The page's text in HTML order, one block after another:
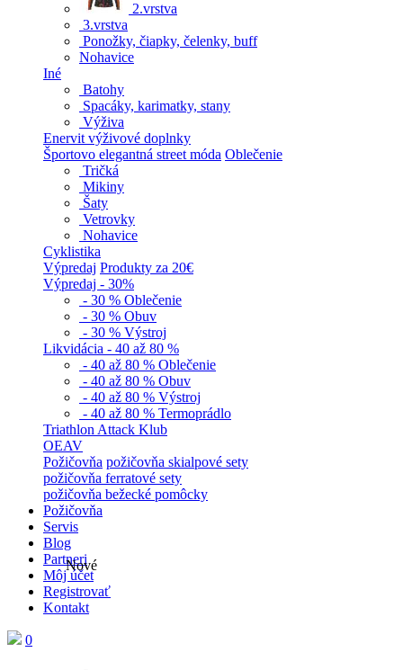
2.vrstva
3.vrstva
Ponožky, čiapky, čelenky, buff
Nohavice
Iné
Batohy
Spacáky, karimatky, stany
Výživa
Enervit výživové doplnky
Športovo elegantná street móda Oblečenie
Tričká
Mikiny
Šaty
Vetrovky
Nohavice
Cyklistika
Výpredaj Produkty za 20€
Výpredaj - 30%
- 30 % Oblečenie
- 30 % Obuv
- 30 % Výstroj
Likvidácia - 40 až 80 %
- 40 až 80 % Oblečenie
- 40 až 80 % Obuv
- 40 až 80 % Výstroj
- 40 až 80 % Termoprádlo
Triathlon Attack Klub
OEAV
Požičovňa požičovňa skialpové sety
požičovňa ferratové sety
požičovňa bežecké pomôcky
Požičovňa
Servis
Blog
Nové
Partneri
Môj účet
Registrovať
Kontakt
0